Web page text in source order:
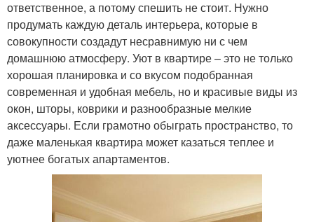
ответственное, а потому спешить не стоит. Нужно
продумать каждую деталь интерьера, которые в
совокупности создадут несравнимую ни с чем
домашнюю атмосферу. Уют в квартире – это не только
хорошая планировка и со вкусом подобранная
современная и удобная мебель, но и красивые виды из
окон, шторы, коврики и разнообразные мелкие
аксессуары. Если грамотно обыграть пространство, то
даже маленькая квартира может казаться теплее и
уютнее богатых апартаментов.